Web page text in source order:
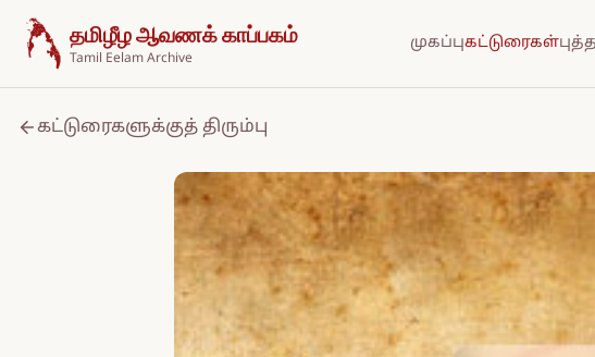
உள்ளடக்கத்திற்குச் செல்க
தமிழீழ ஆவணக் காப்பகம்
Tamil Eelam Archive
முகப்புகட்டுரைகள்
கட்டுரைகளுக்குத் திரும்பு